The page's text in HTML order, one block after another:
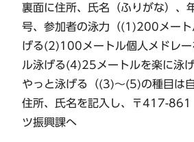
裏面に住所、氏名（ふりがな）、
号、参加者の泳力（(1)200メート
げる(2)100メートル個人メドレ
ル泳げる(4)25メートルを楽に泳
やっと泳げる（(3)〜(5)の種目は
住所、氏名を記入し、〒417-
ツ振興課へ